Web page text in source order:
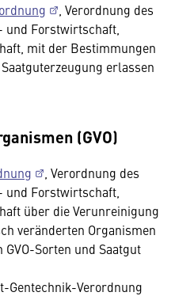
, Verordnung des
Forstwirtschaft,
mit der Bestimmungen
erlassen
(GVO)
, Verordnung des
Forstwirtschaft,
über die Verunreinigung
veränderten Organismen
Sorten und Saatgut
Gentechnik-Verordnung